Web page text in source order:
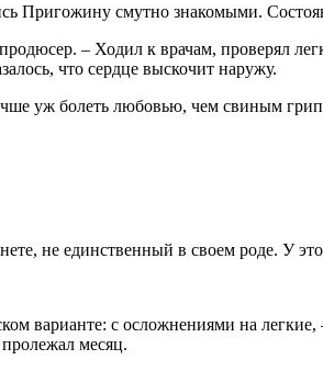
Пригожину смутно знакомыми.
– Ходил к врачам, проверял
что сердце выскочит наружу.
уж болеть любовью, чем свиным
не единственный в своем роде. У
варианте: с осложнениями на
месяц.